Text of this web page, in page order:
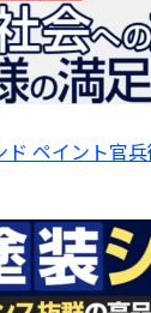
ペイント官